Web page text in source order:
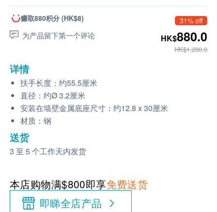
赚取880积分 (HK$8)
为产品留下第一个评论
31% off
HK$880.0
HK$1,280.0
详情
扶手长度：约55.5厘米
直径：约Ø 3.2厘米
安装在墙壁金属底座尺寸：约12.8 x 30厘米
材质：钢
送货
3 至 5 个工作天内发货
本店购物满$800即享免费送货
即睇全店产品